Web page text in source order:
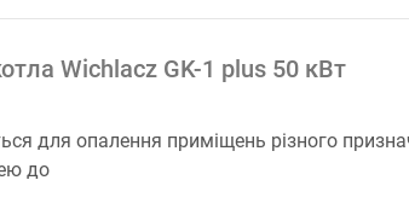
Wichlacz GK-1 plus 50 кВт
для опалення приміщень різного
до